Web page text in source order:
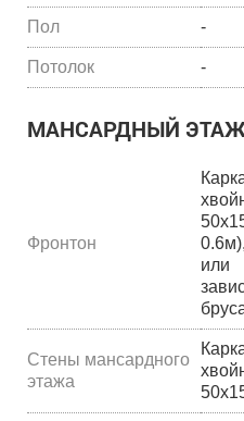
Пол -
Потолок -
МАНСАРДНЫЙ
Фронтон
или
Стены мансардного
этажа